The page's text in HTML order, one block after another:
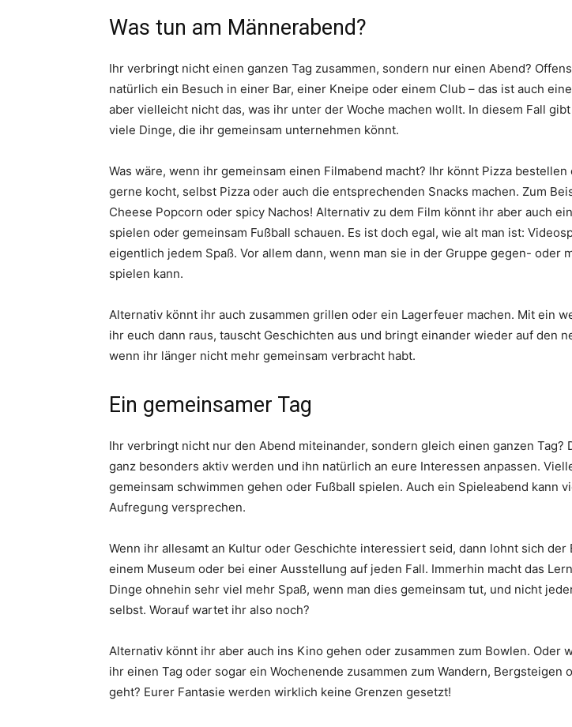
Was tun am Männerabend?
Ihr verbringt nicht einen ganzen Tag zusammen, sondern nur einen Abend?
natürlich ein Besuch in einer Bar, einer Kneipe oder einem Club – das ist auch
aber vielleicht nicht das, was ihr unter der Woche machen wollt. In diesem Fall
viele Dinge, die ihr gemeinsam unternehmen könnt.
Was wäre, wenn ihr gemeinsam einen Filmabend macht? Ihr könnt Pizza
gerne kocht, selbst Pizza oder auch die entsprechenden Snacks machen. Zum
Cheese Popcorn oder spicy Nachos! Alternativ zu dem Film könnt ihr aber auch
spielen oder gemeinsam Fußball schauen. Es ist doch egal, wie alt man ist:
eigentlich jedem Spaß. Vor allem dann, wenn man sie in der Gruppe gegen- oder
spielen kann.
Alternativ könnt ihr auch zusammen grillen oder ein Lagerfeuer machen. Mit ein
ihr euch dann raus, tauscht Geschichten aus und bringt einander wieder auf den
wenn ihr länger nicht mehr gemeinsam verbracht habt.
Ein gemeinsamer Tag
Ihr verbringt nicht nur den Abend miteinander, sondern gleich einen ganzen Tag?
ganz besonders aktiv werden und ihn natürlich an eure Interessen anpassen.
gemeinsam schwimmen gehen oder Fußball spielen. Auch ein Spieleabend kann
Aufregung versprechen.
Wenn ihr allesamt an Kultur oder Geschichte interessiert seid, dann lohnt sich der
einem Museum oder bei einer Ausstellung auf jeden Fall. Immerhin macht das
Dinge ohnehin sehr viel mehr Spaß, wenn man dies gemeinsam tut, und nicht
selbst. Worauf wartet ihr also noch?
Alternativ könnt ihr aber auch ins Kino gehen oder zusammen zum Bowlen. Oder
ihr einen Tag oder sogar ein Wochenende zusammen zum Wandern, Bergsteigen
geht? Eurer Fantasie werden wirklich keine Grenzen gesetzt!